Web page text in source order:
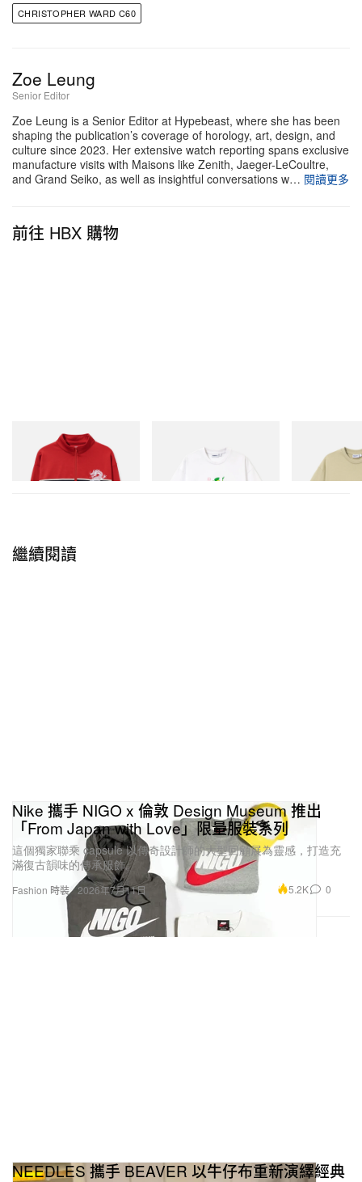
亮眼藍、白或橙色 Aquaflex 膠帶，售價為 1,250 美
美元。
CHRISTOPHER WARD C60
Zoe Leung
Senior Editor
Zoe Leung is a Senior Editor at Hypebeast, where she has been
shaping the publication’s coverage of horology, art, design, and
culture since 2023. Her extensive watch reporting spans exclusive
manufacture visits with Maisons like Zenith, Jaeger-LeCoultre,
and Grand Seiko, as well as insightful conversations w… 閱讀更多
前往 HBX 購物
Butter Goods
Dragon Tricot Jacket
立即購入
Terrain Tee
立即購入
繼續閱讀
Fashion 時裝
Nike 攜手 NIGO x 倫敦 Design Museum 推出
「From Japan with Love」限量服裝系列
這個獨家聯乘 capsule 以傳奇設計師的大型回顧展為靈感，打造充
滿復古韻味的傳承服飾。
2026年7月11日 5.2K 0
NEEDLES 攜手 BEAVER 以牛仔布重新演繹經典